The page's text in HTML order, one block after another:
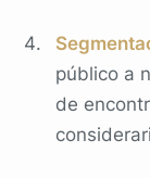
público a
de